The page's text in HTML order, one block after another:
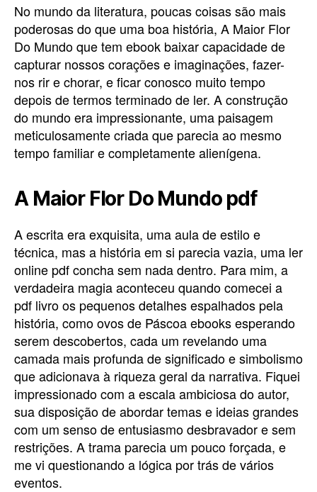
No mundo da literatura, poucas coisas são mais
poderosas do que uma boa história, A Maior Flor
Do Mundo que tem ebook baixar capacidade de
capturar nossos corações e imaginações, fazer-
nos rir e chorar, e ficar conosco muito tempo
depois de termos terminado de ler. A construção
do mundo era impressionante, uma paisagem
meticulosamente criada que parecia ao mesmo
tempo familiar e completamente alienígena.
A Maior Flor Do Mundo pdf
A escrita era exquisita, uma aula de estilo e
técnica, mas a história em si parecia vazia, uma ler
online pdf concha sem nada dentro. Para mim, a
verdadeira magia aconteceu quando comecei a
pdf livro os pequenos detalhes espalhados pela
história, como ovos de Páscoa ebooks esperando
serem descobertos, cada um revelando uma
camada mais profunda de significado e simbolismo
que adicionava à riqueza geral da narrativa. Fiquei
impressionado com a escala ambiciosa do autor,
sua disposição de abordar temas e ideias grandes
com um senso de entusiasmo desbravador e sem
restrições. A trama parecia um pouco forçada, e
me vi questionando a lógica por trás de vários
eventos.